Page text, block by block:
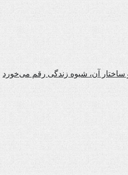
آن، شیوه زندگی رقم می‌خورد